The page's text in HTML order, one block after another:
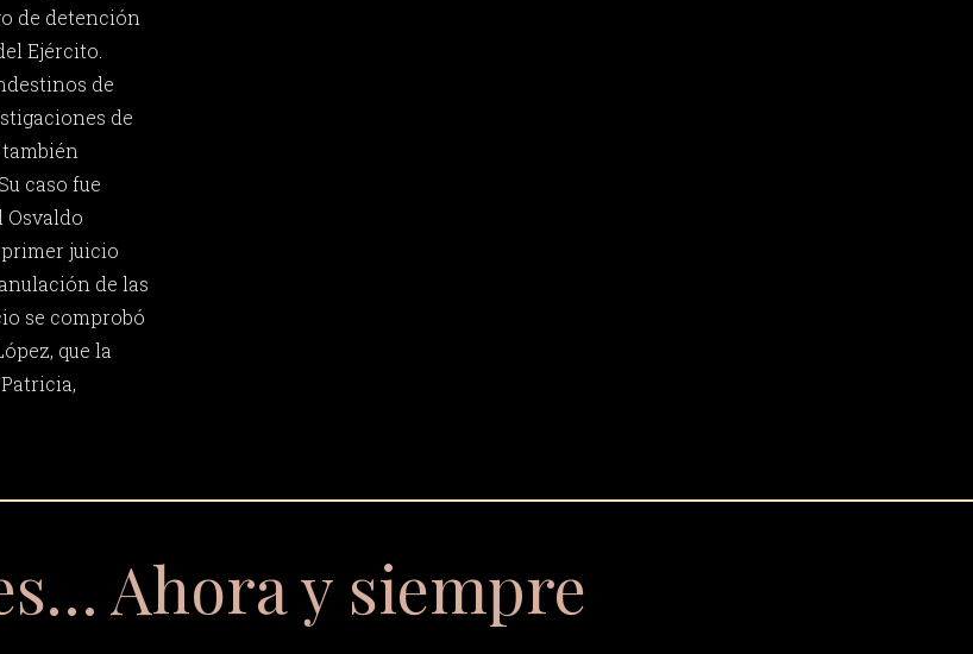
de detención
Ejército.
de
de
también
caso fue
Osvaldo
juicio
de las
se comprobó
que la
Ahora y siempre